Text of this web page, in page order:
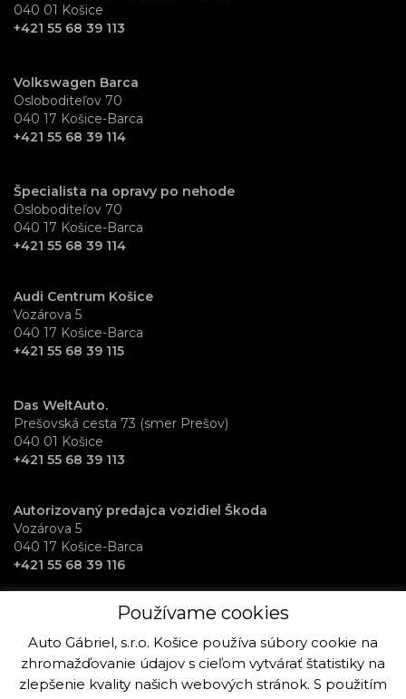
040 01 Košice
+421 55 68 39 113
Volkswagen Barca
Osloboditeľov 70
040 17 Košice-Barca
+421 55 68 39 114
Špecialista na opravy po nehode
Osloboditeľov 70
040 17 Košice-Barca
+421 55 68 39 114
Audi Centrum Košice
Vozárova 5
040 17 Košice-Barca
+421 55 68 39 115
Das WeltAuto.
Prešovská cesta 73 (smer Prešov)
040 01 Košice
+421 55 68 39 113
Autorizovaný predajca vozidiel Škoda
Vozárova 5
040 17 Košice-Barca
+421 55 68 39 116
RentAuto požičovňa vozidiel
Osloboditeľov 70
040 17 Košice-Barca
+421 915 992 864
Používame cookies
Auto Gábriel, s.r.o. Košice používa súbory cookie na
zhromažďovanie údajov s cieľom vytvárať štatistiky na
zlepšenie kvality našich webových stránok. S použitím